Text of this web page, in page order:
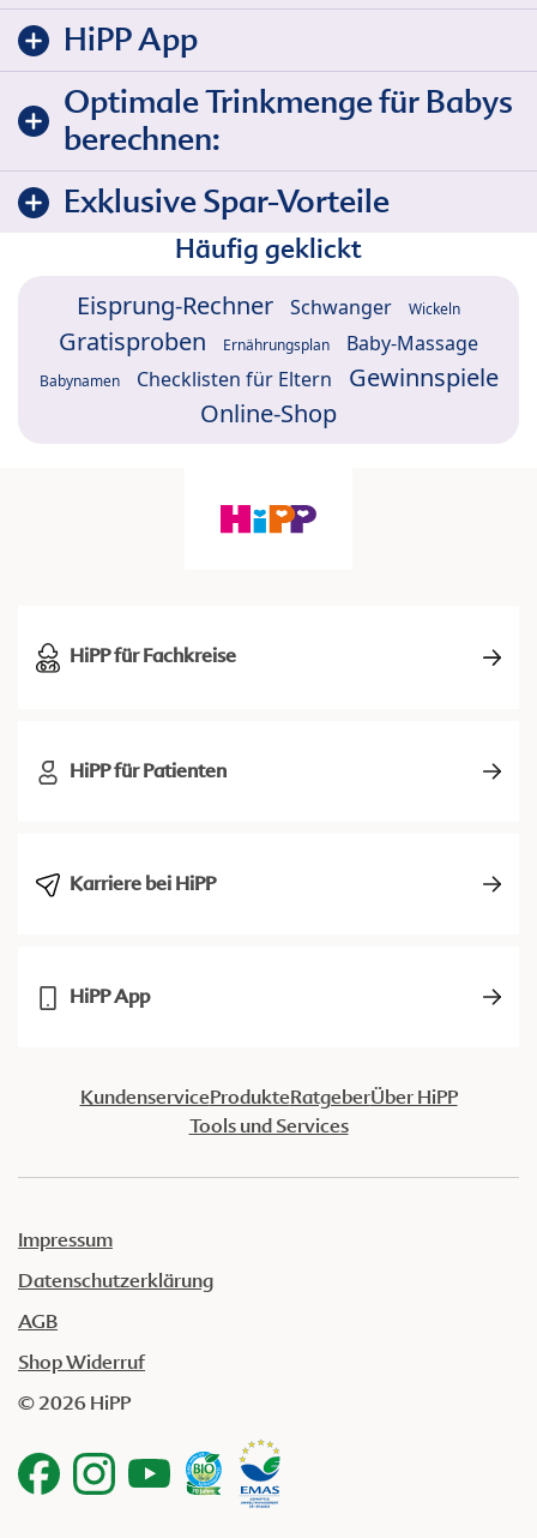
HiPP App
Optimale Trinkmenge für Babys
berechnen:
Exklusive Spar-Vorteile
Häufig geklickt
Eisprung-Rechner Schwanger Wickeln
Gratisproben Ernährungsplan Baby-Massage
Babynamen Checklisten für Eltern
Gewinnspiele
Online-Shop
HiPP für Fachkreise
HiPP für Patienten
Karriere bei HiPP
HiPP App
KundenserviceProdukteRatgeberÜber HiPP
Tools und Services
Impressum
Datenschutzerklärung
AGB
Shop Widerruf
© 2026 HiPP